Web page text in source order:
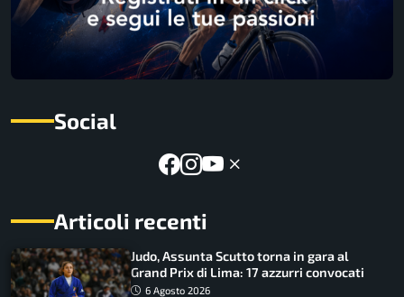
Social
Articoli recenti
Judo, Assunta Scutto torna in gara al
Grand Prix di Lima: 17 azzurri convocati
6 Agosto 2026